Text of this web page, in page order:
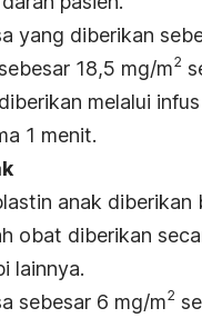
yang diberikan
18,5 mg/m2
melalui
1 menit.
anak
obat diberikan
lainnya.
sebesar 6 mg/m2